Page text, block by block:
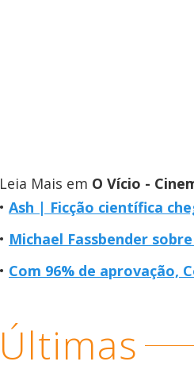
Leia Mais em O Vício -
Ash | Ficção científica
Michael Fassbender
Com 96% de aprovação,
Últimas